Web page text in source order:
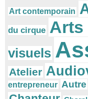
Art contemporain
du cirque Arts
visuels
Atelier
entrepreneur Autre